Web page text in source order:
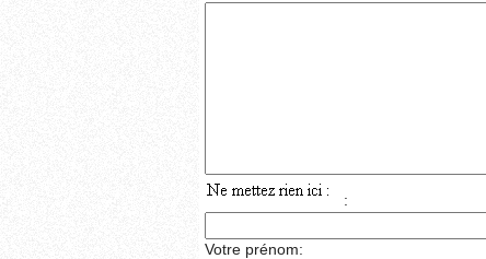
:
Votre prénom: